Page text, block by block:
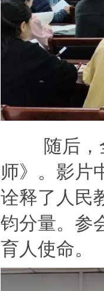
随后
师》。影片
诠释了人民
钧分量。参
育人使命。